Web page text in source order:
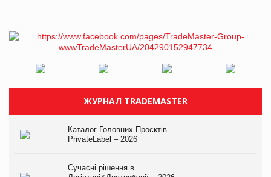
ЖУРНАЛ TRADEMASTER
Каталог Головних Проєктів
PrivateLabel – 2026
Сучасні рішення в